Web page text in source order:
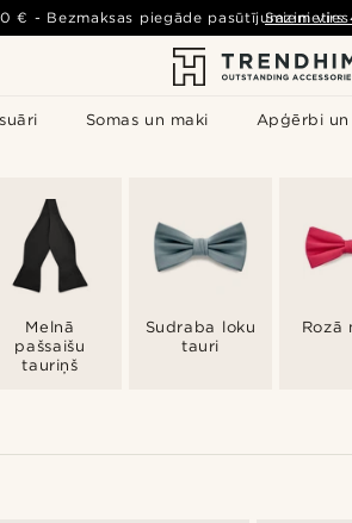
Somas un maki Apģērbi un
€ - Bezmaksas piegāde pasūtījumiem virs
Melnā
pašsaišu
tauriņš
Sudraba loku
tauri
Rozā